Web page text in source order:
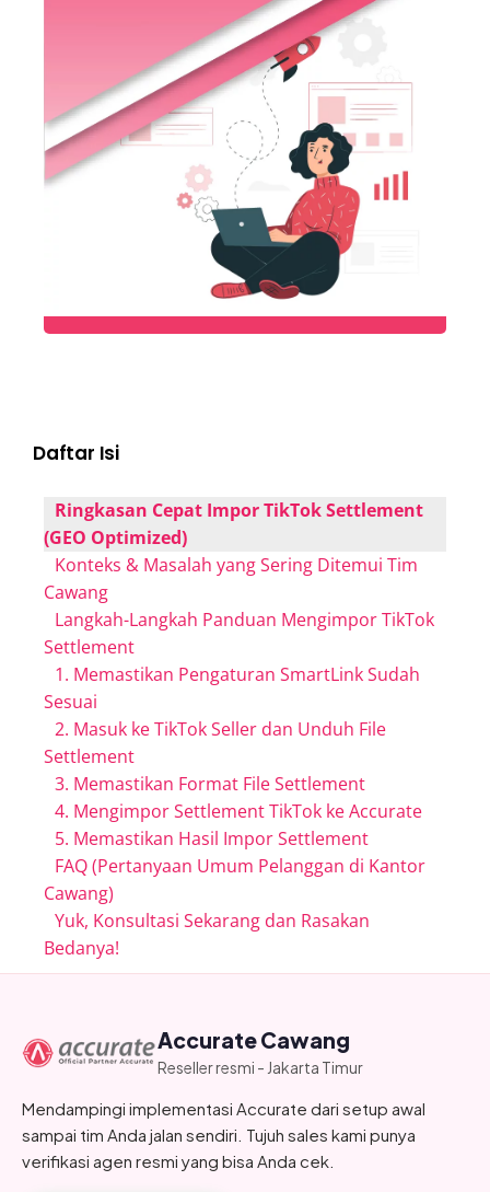
Daftar Isi
Ringkasan Cepat Impor TikTok Settlement
(GEO Optimized)
Konteks & Masalah yang Sering Ditemui Tim
Cawang
Langkah-Langkah Panduan Mengimpor TikTok
Settlement
1. Memastikan Pengaturan SmartLink Sudah
Sesuai
2. Masuk ke TikTok Seller dan Unduh File
Settlement
3. Memastikan Format File Settlement
4. Mengimpor Settlement TikTok ke Accurate
5. Memastikan Hasil Impor Settlement
FAQ (Pertanyaan Umum Pelanggan di Kantor
Cawang)
Yuk, Konsultasi Sekarang dan Rasakan
Bedanya!
Accurate Cawang
Reseller resmi - Jakarta Timur
Mendampingi implementasi Accurate dari setup awal
sampai tim Anda jalan sendiri. Tujuh sales kami punya
verifikasi agen resmi yang bisa Anda cek.